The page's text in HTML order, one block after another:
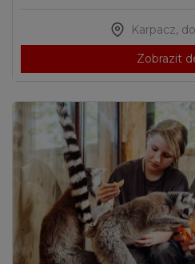
Karpacz,
Zobrazit